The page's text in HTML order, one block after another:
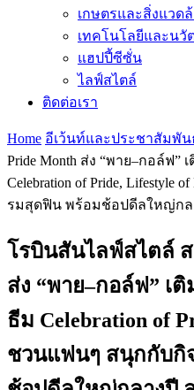
เกษตรและสิ่งแวด
เทคโนโลยีและนวั
แฮปปี้ซีซั่น
ไลฟ์สไตล์
ติดต่อเรา
Home อีเว้นท์และประชาสัมพัน
Pride Month ส่ง “พาย–กอล์ฟ
Celebration of Pride,
รมสุดฟิน พร้อมช้อปดีลใหญ่กล
โรบินสันไลฟ์สไตล์
ส่ง “พาย–กอล์ฟ” เ
ธีม Celebration of
ชวนแฟนๆ สนุกกับกิ